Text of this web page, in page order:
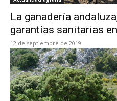
La ganadería
garantías sanitarias
12 de septiembre de 2019